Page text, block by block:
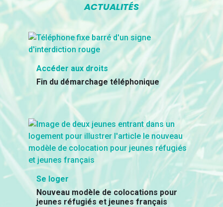
ACTUALITÉS
Accéder aux droits
Fin du démarchage téléphonique
Se loger
Nouveau modèle de colocations pour
jeunes réfugiés et jeunes français